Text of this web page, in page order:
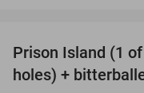
Prison Island (1
holes) +